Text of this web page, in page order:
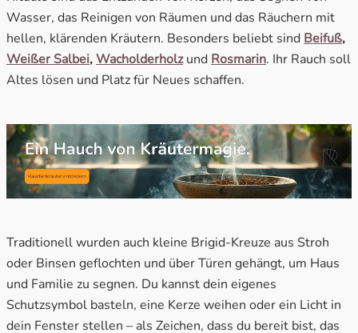
Wasser, das Reinigen von Räumen und das Räuchern mit
hellen, klärenden Kräutern. Besonders beliebt sind Beifuß,
Weißer Salbei,Wacholderholz und Rosmarin. Ihr Rauch soll
Altes lösen und Platz für Neues schaffen.
Traditionell wurden auch kleine Brigid-Kreuze aus Stroh
oder Binsen geflochten und über Türen gehängt, um Haus
und Familie zu segnen. Du kannst dein eigenes
Schutzsymbol basteln, eine Kerze weihen oder ein Licht in
dein Fenster stellen – als Zeichen, dass du bereit bist, das